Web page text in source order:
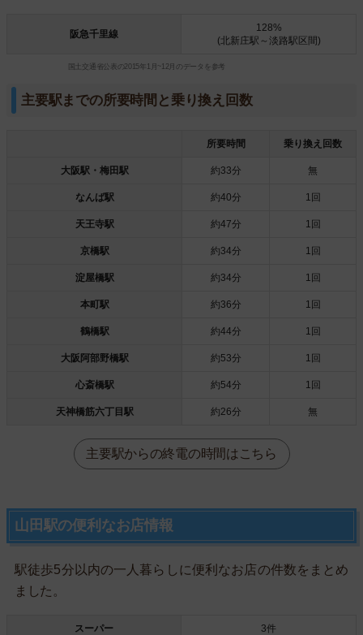
阪急千里線
128%
(北新庄駅～淡路駅区間)
国土交通省公表の2015年1月~12月のデータを参考
主要駅までの所要時間と乗り換え回数
所要時間 乗り換え回数
大阪駅・梅田駅 約33分 無
なんば駅 約40分 1回
天王寺駅 約47分 1回
京橋駅 約34分 1回
淀屋橋駅 約34分 1回
本町駅 約36分 1回
鶴橋駅 約44分 1回
大阪阿部野橋駅 約53分 1回
心斎橋駅 約54分 1回
天神橋筋六丁目駅 約26分 無
主要駅からの終電の時間はこちら
山田駅の便利なお店情報
駅徒歩5分以内の一人暮らしに便利なお店の件数をまとめ
ました。
スーパー 3件